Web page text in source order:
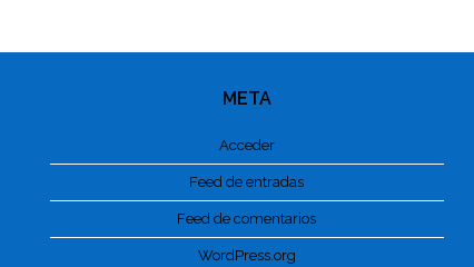
META
Acceder
Feed de entradas
Feed de comentarios
WordPress.org